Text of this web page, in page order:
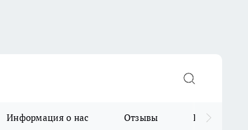
Информация о нас Отзывы Прайс для